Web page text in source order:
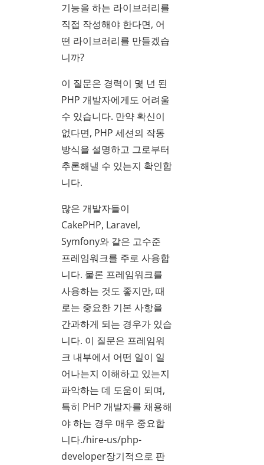
기능을 하는 라이브러리를
직접 작성해야 한다면, 어
떤 라이브러리를 만들겠습
니까?
이 질문은 경력이 몇 년 된
PHP 개발자에게도 어려울
수 있습니다. 만약 확신이
없다면, PHP 세션의 작동
방식을 설명하고 그로부터
추론해낼 수 있는지 확인합
니다.
많은 개발자들이
CakePHP, Laravel,
Symfony와 같은 고수준
프레임워크를 주로 사용합
니다. 물론 프레임워크를
사용하는 것도 좋지만, 때
로는 중요한 기본 사항을
간과하게 되는 경우가 있습
니다. 이 질문은 프레임워
크 내부에서 어떤 일이 일
어나는지 이해하고 있는지
파악하는 데 도움이 되며,
특히 PHP 개발자를 채용해
야 하는 경우 매우 중요합
니다./hire-us/php-
developer장기적으로 판